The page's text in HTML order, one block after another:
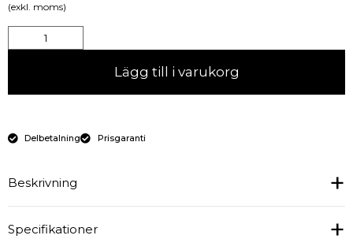
(exkl. moms)
Lägg till i varukorg
Delbetalning Prisgaranti
Beskrivning
Energieffektiv och välisolerad pizzaugn med
Specifikationer